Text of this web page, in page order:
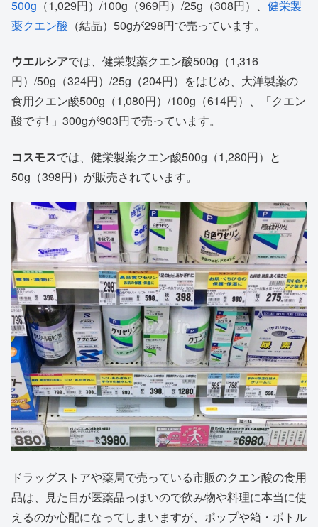
500g （1,029円）/100g（969円）/25g（308円）、 健栄製
薬クエン酸 （結晶）50gが298円で売っています。
ウエルシアでは、健栄製薬クエン酸500g（1,316
円）/50g（324円）/25g（204円）をはじめ、大洋製薬の
食用クエン酸500g（1,080円）/100g（614円）、「クエン
酸です! 」300gが903円で売っています。
コスモスでは、健栄製薬クエン酸500g（1,280円）と
50g（398円）が販売されています。
ドラッグストアや薬局で売っている市販のクエン酸の食用
品は、見た目が医薬品っぽいので飲み物や料理に本当に使
えるのか心配になってしまいますが、ポップや箱・ボトル